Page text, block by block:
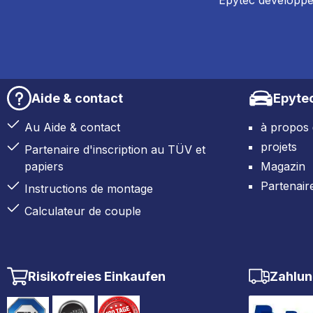
Aide & contact
Au Aide & contact
Partenaire d'inscription au TÜV et
papiers
Instructions de montage
Calculateur de couple
à propos
projets
Magazin
Risikofreies Einkaufen